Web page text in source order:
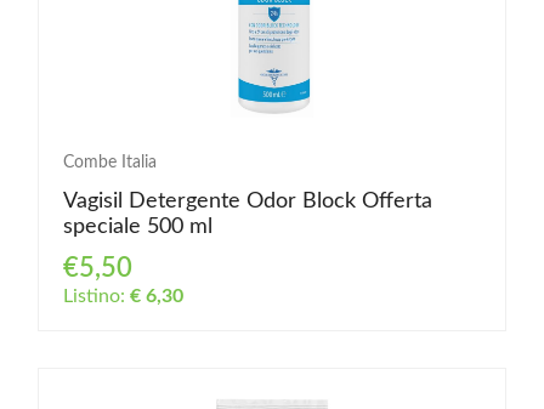
Combe Italia
Vagisil Detergente Odor Block Offerta
speciale 500 ml
€5,50
Listino: € 6,30